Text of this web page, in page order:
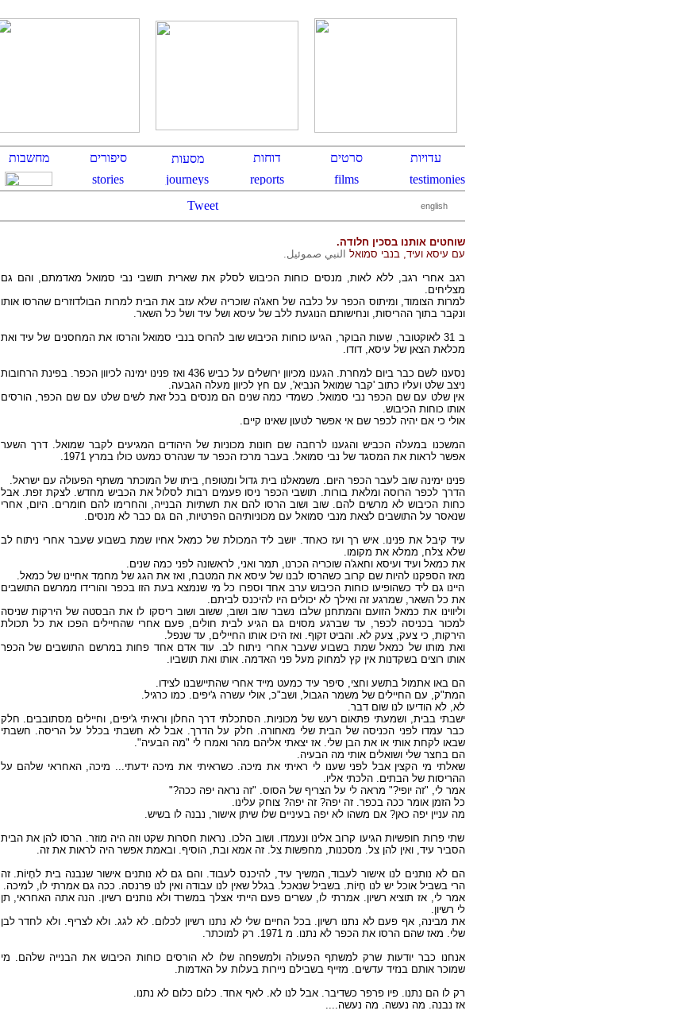
Tweet english
שוחטים אותנו בסכין חלודה.
עם עיסא ועיד, בנבי סמואל النبي صموئيل.
רגב אחרי רגב, ללא לאות, מנסים כוחות הכיבוש לסלק את שארית תושבי נבי סמואל מאדמתם, והם גם
מצליחים.
למרות הצומוד, ומיתוס הכפר על כלבה של חאג'ה שוכריה שלא עזב את הבית למרות הבולדוזרים שהרסו אותו
ונקבר בתוך ההריסות, ונחישותם הנוגעת ללב של עיסא ושל עיד ושל כל השאר.
ב 31 לאוקטובר, שעות הבוקר, הגיעו כוחות הכיבוש שוב להרוס בנבי סמואל והרסו את המחסנים של עיד ואת
מכלאת הצאן של עיסא, דודו.
נסענו לשם כבר ביום למחרת. הגענו מכיוון ירושלים על כביש 436 ואז פנינו ימינה לכיוון הכפר. בפינת הרחובות
ניצב שלט ועליו כתוב 'קבר שמואל הנביא', עם חץ לכיוון מעלה הגבעה.
אין שלט עם שם הכפר נבי סמואל. כשמדי כמה שנים הם מנסים בכל זאת לשים שלט עם שם הכפר, הורסים
אותו כוחות הכיבוש.
אולי כי אם יהיה לכפר שם אי אפשר לטעון שאינו קיים.
המשכנו במעלה הכביש והגענו לרחבה שם חונות מכוניות של היהודים המגיעים לקבר שמואל. דרך השער
אפשר לראות את המסגד של נבי סמואל. בעבר מרכז הכפר עד שנהרס כמעט כולו במרץ 1971.
פנינו ימינה שוב לעבר הכפר היום. משמאלנו בית גדול ומטופח, ביתו של המוכתר משתף הפעולה עם ישראל.
הדרך לכפר הרוסה ומלאת בורות. תושבי הכפר ניסו פעמים רבות לסלול את הכביש מחדש. לצקת זפת. אבל
כחות הכיבוש לא מרשים להם. שוב ושוב הרסו להם את תשתיות הבנייה, והחרימו להם חומרים. היום, אחרי
שנאסר על התושבים לצאת מנבי סמואל עם מכוניותיהם הפרטיות, הם גם כבר לא מנסים.
עיד קיבל את פנינו. איש רך ועז כאחד. יושב ליד המכולת של כמאל אחיו שמת בשבוע שעבר אחרי ניתוח לב
שלא צלח, ממלא את מקומו.
את כמאל ועיד ועיסא וחאג'ה שוכריה הכרנו, תמר ואני, לראשונה לפני כמה שנים.
מאז הספקנו להיות שם קרוב כשהרסו לבנו של עיסא את המטבח, ואז את הגג של מחמד אחיינו של כמאל.
היינו גם ליד כשהופיעו כוחות הכיבוש ערב אחד וספרו כל מי שנמצא בעת הזו בכפר והורידו ממרשם התושבים
את כל השאר, שמרגע זה ואילך לא יכולים היו להיכנס לביתם.
וליווינו את כמאל הזועם והמתחנן שלבו נשבר שוב ושוב, ששוב ושוב ריסקו לו את הבסטה של הירקות שניסה
למכור בכניסה לכפר, עד שברגע מסוים גם הגיע לבית חולים, פעם אחרי שהחיילים הפכו את כל תכולת
הירקות, כי צעק, צעק לא. והביט זקוף. ואז היכו אותו החיילים, עד שנפל.
ואת מותו של כמאל שמת בשבוע שעבר אחרי ניתוח לב. עוד אדם אחד פחות במרשם התושבים של הכפר
אותו רוצים בשקדנות אין קץ למחוק מעל פני האדמה. אותו ואת תושביו.
הם באו אתמול בתשע וחצי, סיפר עיד כמעט מייד אחרי שהתיישבנו לצידו.
המת"ק, עם החיילים של משמר הגבול, ושב"כ, אולי עשרה ג'יפים. כמו כרגיל.
לא, לא הודיעו לנו שום דבר.
ישבתי בבית, ושמעתי פתאום רעש של מכוניות. הסתכלתי דרך החלון וראיתי ג'יפים, וחיילים מסתובבים. חלק
כבר עמדו לפני הכניסה של הבית שלי מאחורה. חלק על הדרך. אבל לא חשבתי בכלל על הריסה. חשבתי
שבאו לקחת אותי או את הבן שלי. אז יצאתי אליהם מהר ואמרו לי "מה הבעיה".
הם בחצר שלי ושואלים אותי מה הבעיה.
שאלתי מי הקצין אבל לפני שענו לי ראיתי את מיכה. כשראיתי את מיכה ידעתי... מיכה, האחראי שלהם על
ההריסות של הבתים. הלכתי אליו.
אמר לי, "זה יופי?" מראה לי על הצריף של הסוס. "זה נראה יפה ככה?"
כל הזמן אומר ככה בכפר. זה יפה? זה יפה? צוחק עלינו.
מה עניין יפה כאן? אם משהו לא יפה בעיניים שלו שיתן אישור, נבנה לו בשיש.
שתי פרות חופשיות הגיעו קרוב אלינו ונעמדו. ושוב הלכו. נראות חסרות שקט וזה היה מוזר. הרסו להן את הבית
הסביר עיד, ואין להן צל. מסכנות, מחפשות צל. זה אמא ובת, הוסיף. ובאמת אפשר היה לראות את זה.
הם לא נותנים לנו אישור לעבוד, המשיך עיד, להיכנס לעבוד. והם גם לא נותנים אישור שנבנה בית לחָיוֹת. זה
הרי בשביל אוכל יש לנו חָיוֹת. בשביל שנאכל. בגלל שאין לנו עבודה ואין לנו פרנסה. ככה גם אמרתי לו, למיכה.
אמר לי, אז תוציא רשיון. אמרתי לו, עשרים פעם הייתי אצלך במשרד ולא נותנים רשיון. הנה אתה האחראי, תן
לי רשיון.
את מבינה, אף פעם לא נתנו רשיון. בכל החיים שלי לא נתנו רשיון לכלום. לא לגג. ולא לצריף. ולא לחדר לבן
שלי. מאז שהם הרסו את הכפר לא נתנו. מ 1971. רק למוכתר.
אנחנו כבר יודעות שרק למשתףהפעולה ולמשפחה שלו לא הורסים כוחות הכיבוש את הבנייה שלהם. מי
שמוכר אותם בנזיד עדשים. מזייף בשבילם ניירות בעלות על האדמות.
רק לו הם נתנו. פיו פרפר כשדיבר. אבל לנו לא. לאף אחד. כלום כלום לא נתנו.
אז נבנה. מה נעשה. מה נעשה....